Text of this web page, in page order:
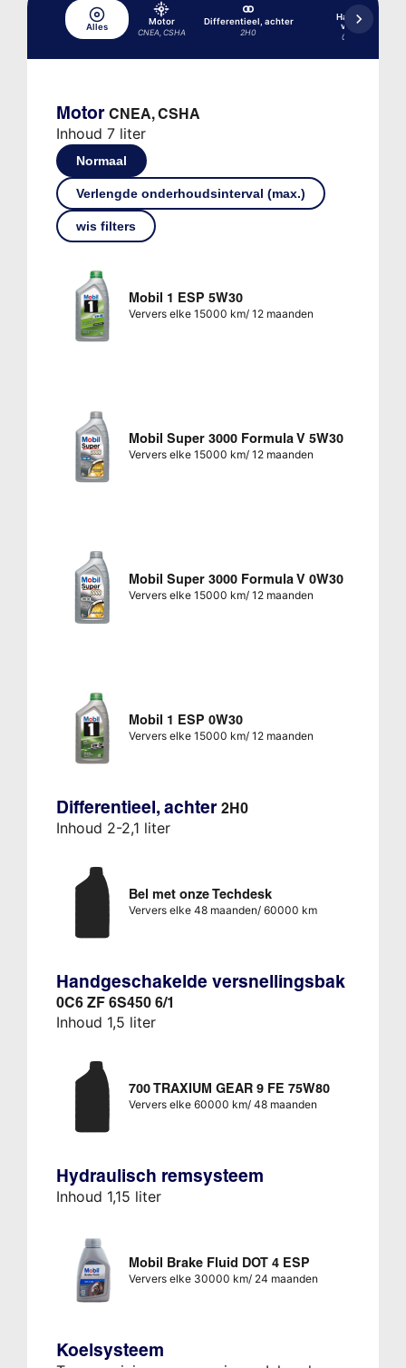
Alles
Motor
CNEA, CSHA
Differentieel, achter
2H0
0C6 ZF 6S450 6/
Motor CNEA, CSHA
Inhoud 7 liter
Normaal
Verlengde onderhoudsinterval (max.)
wis filters
Mobil 1 ESP 5W30
Ververs elke 15000 km/ 12 maanden
Mobil Super 3000 Formula V 5W30
Ververs elke 15000 km/ 12 maanden
Mobil Super 3000 Formula V 0W30
Ververs elke 15000 km/ 12 maanden
Mobil 1 ESP 0W30
Ververs elke 15000 km/ 12 maanden
Differentieel, achter 2H0
Inhoud 2-2,1 liter
Bel met onze Techdesk
Ververs elke 48 maanden/ 60000 km
Handgeschakelde versnellingsbak
0C6 ZF 6S450 6/1
Inhoud 1,5 liter
700 TRAXIUM GEAR 9 FE 75W80
Ververs elke 60000 km/ 48 maanden
Hydraulisch remsysteem
Inhoud 1,15 liter
Mobil Brake Fluid DOT 4 ESP
Ververs elke 30000 km/ 24 maanden
Koelsysteem